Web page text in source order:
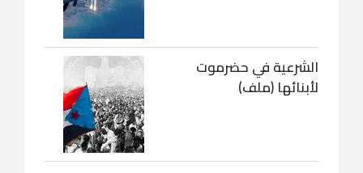
الشرعية في حضرموت
لأبنائها (ملف)